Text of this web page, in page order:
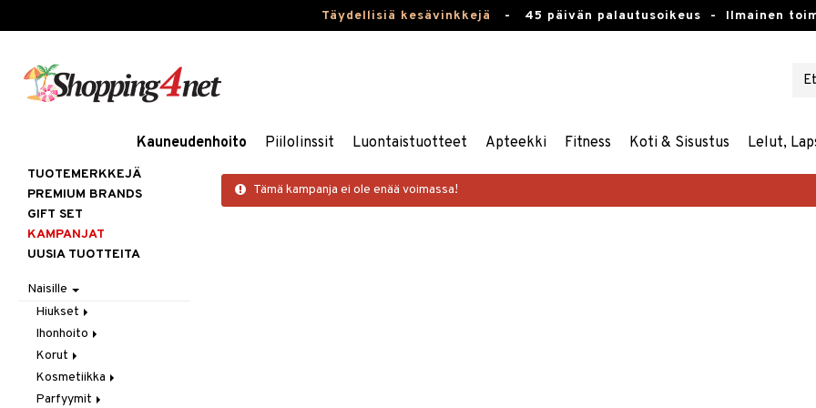
Täydellisiä kesävinkkejä - 45 päivän palautusoikeus - Ilmainen
Kauneudenhoito Piilolinssit Luontaistuotteet Apteekki Fitness Koti & Sisustus Lelut,
Tämä kampanja ei ole enää voimassa!
TUOTEMERKKEJÄ
PREMIUM BRANDS
GIFT SET
KAMPANJAT
UUSIA TUOTTEITA
Naisille
Hiukset
Gift Set
Harjat / Kammat
Hiuskuurit
Hiustenlähtö
Ihonhoito
Aurinkotuotteet
Erikoistuotteet
Itseruskettavat
Korut
Kaulakorut
Korvakorut
Kosmetiikka
Gift Set
Parfyymit